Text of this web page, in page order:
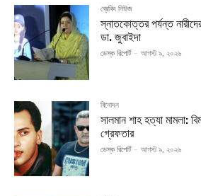
ব্রেকিং নিউজ
স্নাতকোত্তর পর্যন্ত
ডা. জুবাইদা
ডেস্ক রিপোর্ট - আগস্ট ৯, ২০২৬
বিনোদন
সালমান শাহ হত্যা মামলা:
গ্রেফতার
ডেস্ক রিপোর্ট - আগস্ট ৯, ২০২৬